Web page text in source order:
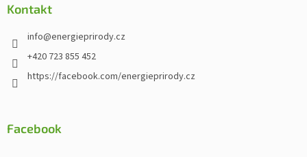
Kontakt
info@energieprirody.cz
+420 723 855 452
https://facebook.com/energieprirody.cz
Facebook